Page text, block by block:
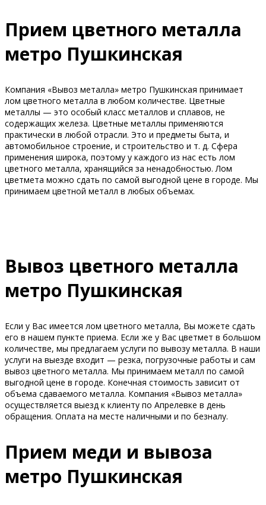
Прием цветного металла
метро Пушкинская
Компания «Вывоз металла» метро Пушкинская принимает
лом цветного металла в любом количестве. Цветные
металлы — это особый класс металлов и сплавов, не
содержащих железа. Цветные металлы применяются
практически в любой отрасли. Это и предметы быта, и
автомобильное строение, и строительство и т. д. Сфера
применения широка, поэтому у каждого из нас есть лом
цветного металла, хранящийся за ненадобностью. Лом
цветмета можно сдать по самой выгодной цене в городе. Мы
принимаем цветной металл в любых объемах.
Вывоз цветного металла
метро Пушкинская
Если у Вас имеется лом цветного металла, Вы можете сдать
его в нашем пункте приема. Если же у Вас цветмет в большом
количестве, мы предлагаем услуги по вывозу металла. В наши
услуги на выезде входит — резка, погрузочные работы и сам
вывоз цветного металла. Мы принимаем металл по самой
выгодной цене в городе. Конечная стоимость зависит от
объема сдаваемого металла. Компания «Вывоз металла»
осуществляется выезд к клиенту по Апрелевке в день
обращения. Оплата на месте наличными и по безналу.
Прием меди и вывоза
метро Пушкинская